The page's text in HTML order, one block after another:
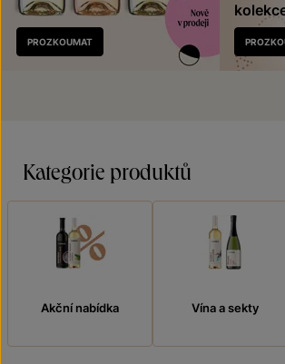
Nově
v prodeji
PROZKOUMAT
Kategorie produktů
Akční nabídka Vína a sekty